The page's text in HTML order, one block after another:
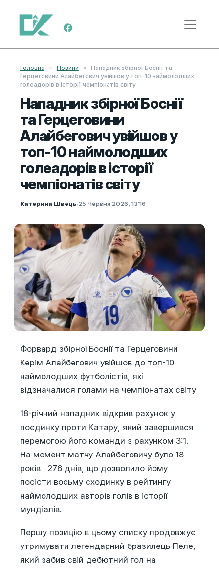
Skip to content
Main Navigation
Головна » Новини »
Нападник збірної Боснії та
Герцеговини Алайбегович увійшов у топ-10 наймолодших
голеадорів в історії чемпіонатів світу
Нападник збірної Боснії
та Герцеговини
Алайбегович увійшов у
топ-10 наймолодших
голеадорів в історії
чемпіонатів світу
Катерина Швець·25 Червня 2026, 13:16
Форвард збірної Боснії та Герцеговини
Керім Алайбегович увійшов до топ-10
наймолодших футболістів, які
відзначалися голами на чемпіонатах світу.
18-річний нападник відкрив рахунок у
поєдинку проти Катару, який завершився
перемогою його команди з рахунком 3:1.
На момент матчу Алайбеговичу було 18
років і 276 днів, що дозволило йому
посісти восьму сходинку в рейтингу
наймолодших авторів голів в історії
мундіалів.
Першу позицію в цьому списку продовжує
утримувати легендарний бразилець Пеле,
який забив свій дебютний гол на